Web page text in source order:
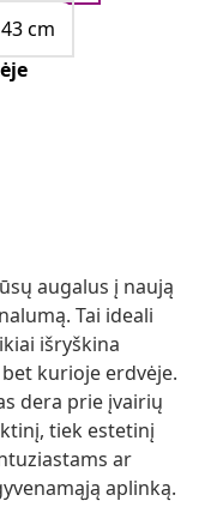
cm
augalus į naują
Tai ideali
išryškina
kurioje erdvėje.
dera prie įvairių
tiek estetinį
ar
aplinką.